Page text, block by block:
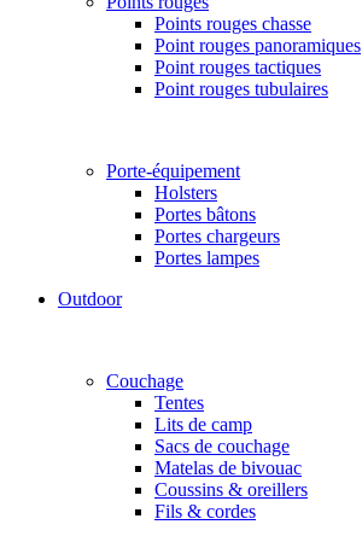
Points rouges chasse
Point rouges panoramiques
Point rouges tactiques
Point rouges tubulaires
Porte-équipement
Holsters
Portes bâtons
Portes chargeurs
Portes lampes
Outdoor
Couchage
Tentes
Lits de camp
Sacs de couchage
Matelas de bivouac
Coussins & oreillers
Fils & cordes